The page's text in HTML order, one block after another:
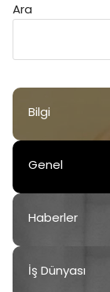
Ara
Bilgi
Genel
Haberler
İş Dünyası